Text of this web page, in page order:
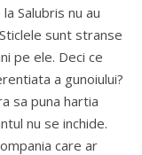
Salubris nu au
sunt stranse
pe ele. Deci ce
a gunoiului?
sa puna hartia
nu se inchide.
care ar